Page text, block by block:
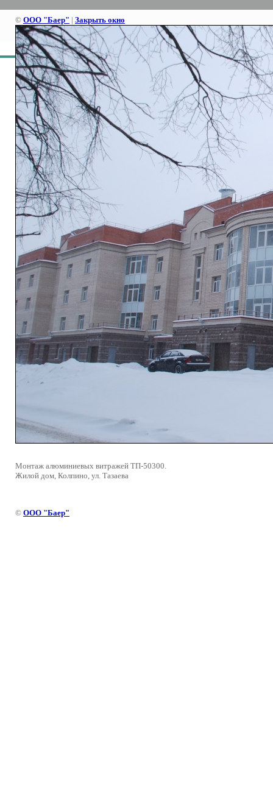
© ООО "Баер" | Закрыть окно
Монтаж алюминиевых витражей ТП-50300.
Жилой дом, Колпино, ул. Тазаева
© ООО "Баер"